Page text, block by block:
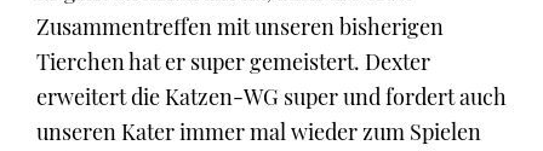
Zusammentreffen mit unseren bisherigen
Tierchen hat er super gemeistert. Dexter
erweitert die Katzen-WG super und fordert auch
unseren Kater immer mal wieder zum Spielen